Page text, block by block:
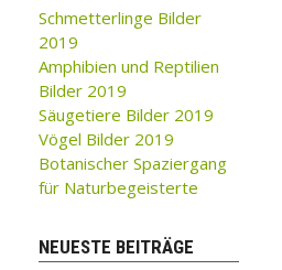
Schmetterlinge Bilder
2019
Amphibien und Reptilien
Bilder 2019
Säugetiere Bilder 2019
Vögel Bilder 2019
Botanischer Spaziergang
für Naturbegeisterte
NEUESTE BEITRÄGE